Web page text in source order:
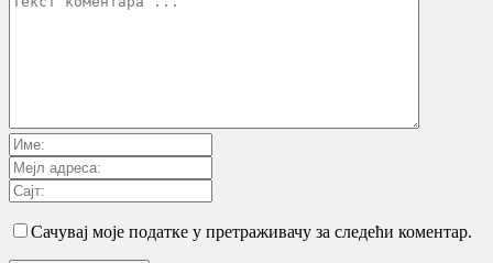
Сачувај моје податке у претраживачу за следећи коментар.